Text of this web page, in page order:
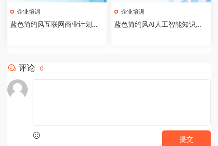
企业培训
蓝色简约风互联网商业计划书P
企业培训
蓝色简约风AI人工智能知识科
评论 0
提交